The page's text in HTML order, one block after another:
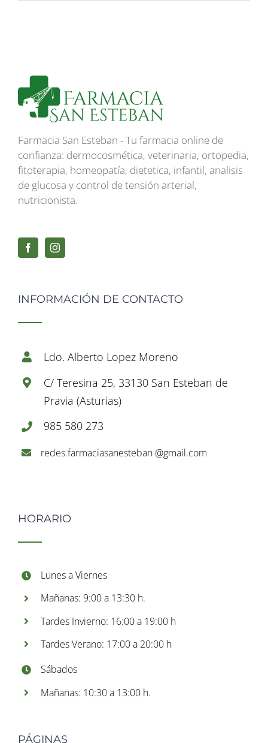
Farmacia San Esteban - Tu farmacia online de
confianza: dermocosmética, veterinaria, ortopedia,
fitoterapia, homeopatía, dietetica, infantil, analisis
de glucosa y control de tensión arterial,
nutricionista.
INFORMACIÓN DE CONTACTO
Ldo. Alberto Lopez Moreno
C/ Teresina 25, 33130 San Esteban de
Pravia (Asturias)
985 580 273
redes.farmaciasanesteban @gmail.com
HORARIO
Lunes a Viernes
Mañanas: 9:00 a 13:30 h.
Tardes Invierno: 16:00 a 19:00 h
Tardes Verano: 17:00 a 20:00 h
Sábados
Mañanas: 10:30 a 13:00 h.
PÁGINAS